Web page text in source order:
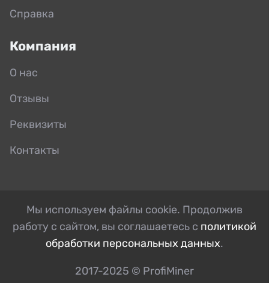
Справка
Компания
О нас
Отзывы
Реквизиты
Контакты
Мы используем файлы cookie. Продолжив
работу с сайтом, вы соглашаетесь с политикой
обработки персональных данных.
2017-2025 © ProfiMiner